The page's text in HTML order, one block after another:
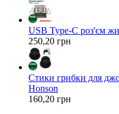
USB Type-C роз'єм
250,20 грн
Стики грибки для
Honson
160,20 грн